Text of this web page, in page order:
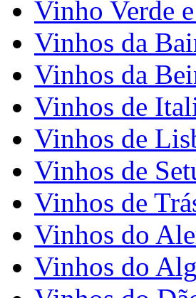
Vinho Verde
Vinhos da
Vinhos da
Vinhos de
Vinhos de
Vinhos de
Vinhos de
Vinhos do
Vinhos do